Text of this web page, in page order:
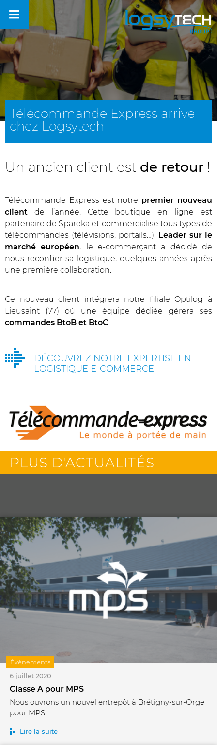
Télécommande Express arrive
chez Logsytech
Un ancien client est de retour !
Télécommande Express est notre premier nouveau
client de l’année. Cette boutique en ligne est
partenaire de Spareka et commercialise tous types de
télécommandes (télévisions, portails…). Leader sur le
marché européen, le e-commerçant a décidé de
nous reconfier sa logistique, quelques années après
une première collaboration.
Ce nouveau client intégrera notre filiale Optilog à
Lieusaint (77) où une équipe dédiée gérera ses
commandes BtoB et BtoC.
DÉCOUVREZ NOTRE EXPERTISE EN
LOGISTIQUE E-COMMERCE
PLUS D'ACTUALITÉS
6 juillet 2020
Classe A pour MPS
Nous ouvrons un nouvel entrepôt à Brétigny-sur-Orge
pour MPS.
Lire la suite
Évènements